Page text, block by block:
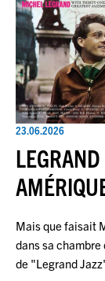
23.06.2026
Mais que faisait
dans sa
de "Legrand